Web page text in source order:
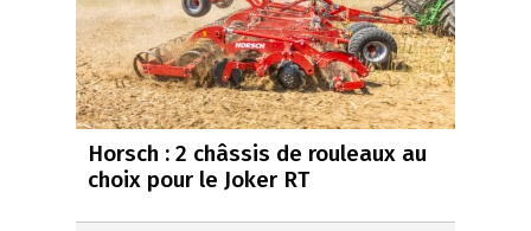
Horsch : 2 châssis de rouleaux au
choix pour le Joker RT